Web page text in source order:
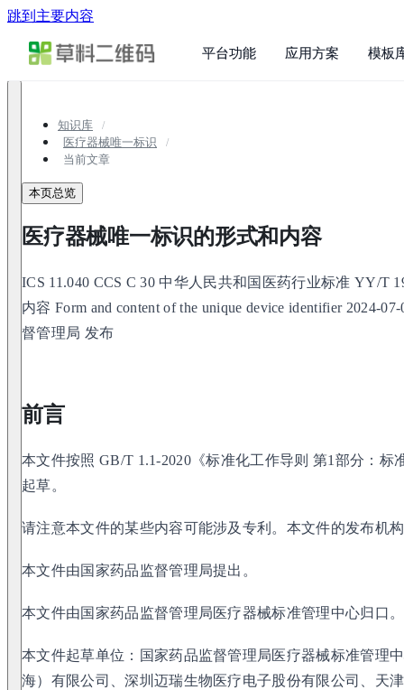
跳到主要内容
平台功能 应用方案 模板
知识库
医疗器械唯一标识
当前文章
本页总览
医疗器械唯一标识的形式和内容
ICS 11.040 CCS C 30 中华人民共和国医药行业标准 YY/T
内容 Form and content of the unique device identifier 2024-
督管理局 发布
前言
本文件按照 GB/T 1.1-2020《标准化工作导则 第1部分：
起草。
请注意本文件的某些内容可能涉及专利。本文件的发布机
本文件由国家药品监督管理局提出。
本文件由国家药品监督管理局医疗器械标准管理中心归口。
本文件起草单位：国家药品监督管理局医疗器械标准管理
海）有限公司、深圳迈瑞生物医疗电子股份有限公司、天